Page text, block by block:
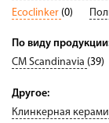
Ecoclinker (0)
По виду
CM Scandinavia (39)
Другое:
Клинкерная